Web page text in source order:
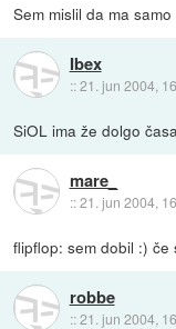
Sem mislil da ma
Ibex
::21. jun 2004,
SiOL ima že dolgo
mare_
::21. jun 2004,
flipflop: sem dobil :)
robbe
::21. jun 2004,